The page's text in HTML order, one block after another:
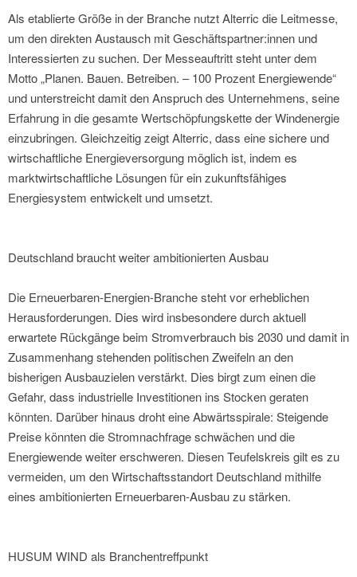
Als etablierte Größe in der Branche nutzt Alterric die Leitmesse,
um den direkten Austausch mit Geschäftspartner:innen und
Interessierten zu suchen. Der Messeauftritt steht unter dem
Motto „Planen. Bauen. Betreiben. – 100 Prozent Energiewende“
und unterstreicht damit den Anspruch des Unternehmens, seine
Erfahrung in die gesamte Wertschöpfungskette der Windenergie
einzubringen. Gleichzeitig zeigt Alterric, dass eine sichere und
wirtschaftliche Energieversorgung möglich ist, indem es
marktwirtschaftliche Lösungen für ein zukunftsfähiges
Energiesystem entwickelt und umsetzt.
Deutschland braucht weiter ambitionierten Ausbau
Die Erneuerbaren-Energien-Branche steht vor erheblichen
Herausforderungen. Dies wird insbesondere durch aktuell
erwartete Rückgänge beim Stromverbrauch bis 2030 und damit in
Zusammenhang stehenden politischen Zweifeln an den
bisherigen Ausbauzielen verstärkt. Dies birgt zum einen die
Gefahr, dass industrielle Investitionen ins Stocken geraten
könnten. Darüber hinaus droht eine Abwärtsspirale: Steigende
Preise könnten die Stromnachfrage schwächen und die
Energiewende weiter erschweren. Diesen Teufelskreis gilt es zu
vermeiden, um den Wirtschaftsstandort Deutschland mithilfe
eines ambitionierten Erneuerbaren-Ausbau zu stärken.
HUSUM WIND als Branchentreffpunkt